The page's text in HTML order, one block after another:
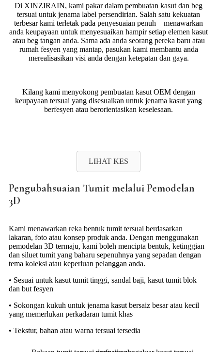
Di XINZIRAIN, kami pakar dalam pembuatan kasut dan beg
tersuai untuk jenama label persendirian. Salah satu kekuatan
terbesar kami terletak pada penyesuaian penuh—menawarkan
anda keupayaan untuk menyesuaikan hampir setiap elemen kasut
atau beg tangan anda. Sama ada anda seorang pereka baru atau
rumah fesyen yang mantap, pasukan kami membantu anda
merealisasikan visi anda dengan ketepatan dan gaya.
Kilang kami menyokong pembuatan kasut OEM dengan
keupayaan tersuai yang disesuaikan untuk jenama kasut yang
berfesyen atau berorientasikan keselesaan.
LIHAT KES
Pengubahsuaian Tumit melalui Pemodelan
3D
Kami menawarkan reka bentuk tumit tersuai berdasarkan
lakaran, foto atau konsep produk anda. Dengan menggunakan
pemodelan 3D termaju, kami boleh mencipta bentuk, ketinggian
dan siluet tumit yang baharu sepenuhnya yang sepadan dengan
tema koleksi atau keperluan pelanggan anda.
• Sesuai untuk kasut tumit tinggi, sandal baji, kasut tumit blok
dan but fesyen
• Sokongan kukuh untuk jenama kasut bersaiz besar atau kecil
yang memerlukan perkadaran tumit khas
• Tekstur, bahan atau warna tersuai tersedia